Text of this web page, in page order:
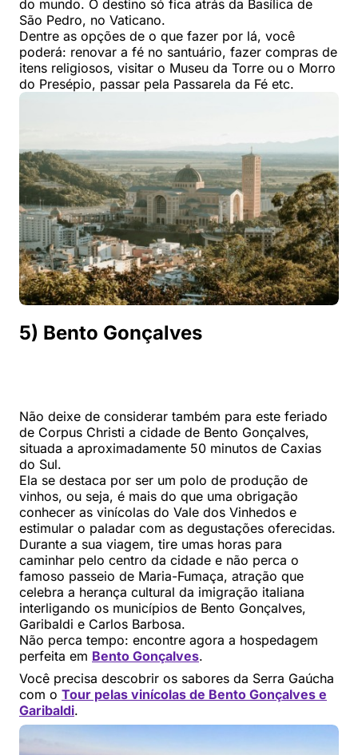
do mundo. O destino só fica atrás da Basílica de
São Pedro, no Vaticano.
Dentre as opções de o que fazer por lá, você
poderá: renovar a fé no santuário, fazer compras de
itens religiosos, visitar o Museu da Torre ou o Morro
do Presépio, passar pela Passarela da Fé etc.
5) Bento Gonçalves
Não deixe de considerar também para este feriado
de Corpus Christi a cidade de Bento Gonçalves,
situada a aproximadamente 50 minutos de Caxias
do Sul.
Ela se destaca por ser um polo de produção de
vinhos, ou seja, é mais do que uma obrigação
conhecer as vinícolas do Vale dos Vinhedos e
estimular o paladar com as degustações oferecidas.
Durante a sua viagem, tire umas horas para
caminhar pelo centro da cidade e não perca o
famoso passeio de Maria-Fumaça, atração que
celebra a herança cultural da imigração italiana
interligando os municípios de Bento Gonçalves,
Garibaldi e Carlos Barbosa.
Não perca tempo: encontre agora a hospedagem
perfeita em Bento Gonçalves.
Você precisa descobrir os sabores da Serra Gaúcha
com o Tour pelas vinícolas de Bento Gonçalves e
Garibaldi.